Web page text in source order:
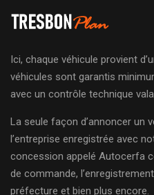
Ici, chaque véhicule provient
véhicules sont garantis
avec un contrôle technique
La seule façon d’annoncer un
l’entreprise enregistrée avec
concession appelé Autocerfa
de commande,
préfecture et bien plus encore.